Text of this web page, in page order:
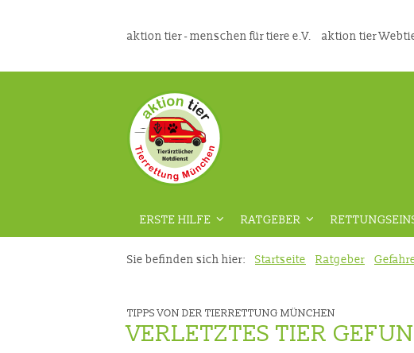
aktion tier - menschen für tiere e.V. aktion tier
ERSTE HILFE
DIE RICHTIGE VORBEREITUNG
RATGEBER
AUS DER TIERMEDIZIN
Sie befinden sich hier: Startseite Ratgeber
TIPPS VON DER TIERRETTUNG MÜNCHEN
VERLETZTES TIER